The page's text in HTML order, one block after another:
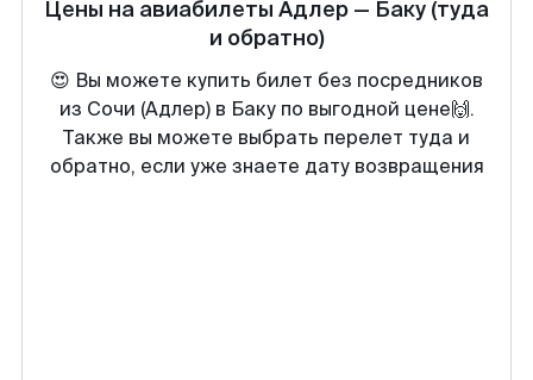
Цены на авиабилеты Адлер — Баку (туда
и обратно)
😍 Вы можете купить билет без посредников
из Сочи (Адлер) в Баку по выгодной цене🙌.
Также вы можете выбрать перелет туда и
обратно, если уже знаете дату возвращения